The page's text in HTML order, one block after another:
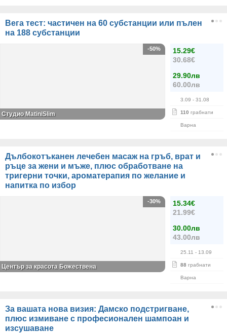
Вега тест: частичен на 60 субстанции или пълен
на 188 субстанции
15.29€
30.68€
29.90лв
60.00лв
3.09 - 31.08
110 грабнати
Варна
-50%
Студио MatiniSlim
Дълбокотъканен лечебен масаж на гръб, врат и
ръце за жени и мъже, плюс обработване на
тригерни точки, ароматерапия по желание и
напитка по избор
15.34€
21.99€
30.00лв
43.00лв
25.11 - 13.09
88 грабнати
Варна
-30%
Център за красота Божествена
За вашата нова визия: Дамско подстригване,
плюс измиване с професионален шампоан и
изсушаване